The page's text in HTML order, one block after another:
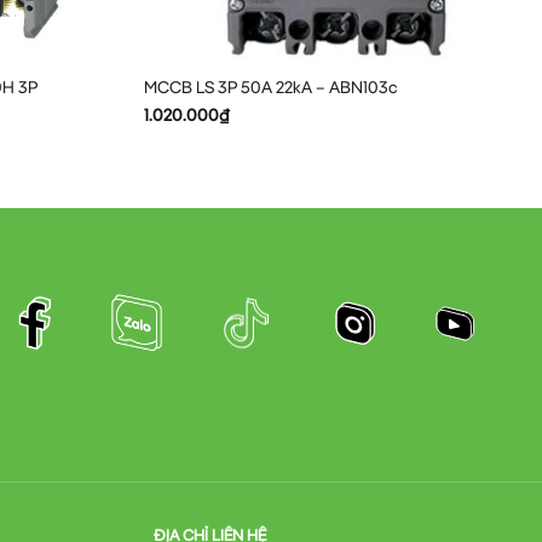
đảm bảo an toàn tuyệt đối cho
3P
MCCB LS 3P 50A 22kA – ABN103c
1.020.000₫
ĐỊA CHỈ LIÊN HỆ